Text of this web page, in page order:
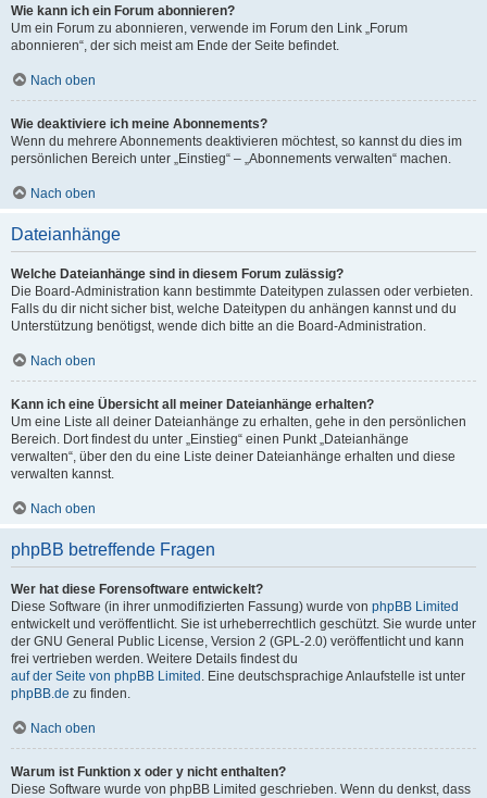
Wie kann ich ein Forum abonnieren?
Um ein Forum zu abonnieren, verwende im Forum den Link „Forum
abonnieren“, der sich meist am Ende der Seite befindet.
Nach oben
Wie deaktiviere ich meine Abonnements?
Wenn du mehrere Abonnements deaktivieren möchtest, so kannst du dies im
persönlichen Bereich unter „Einstieg“ – „Abonnements verwalten“ machen.
Nach oben
Dateianhänge
Welche Dateianhänge sind in diesem Forum zulässig?
Die Board-Administration kann bestimmte Dateitypen zulassen oder verbieten.
Falls du dir nicht sicher bist, welche Dateitypen du anhängen kannst und du
Unterstützung benötigst, wende dich bitte an die Board-Administration.
Nach oben
Kann ich eine Übersicht all meiner Dateianhänge erhalten?
Um eine Liste all deiner Dateianhänge zu erhalten, gehe in den persönlichen
Bereich. Dort findest du unter „Einstieg“ einen Punkt „Dateianhänge
verwalten“, über den du eine Liste deiner Dateianhänge erhalten und diese
verwalten kannst.
Nach oben
phpBB betreffende Fragen
Wer hat diese Forensoftware entwickelt?
Diese Software (in ihrer unmodifizierten Fassung) wurde von phpBB Limited
entwickelt und veröffentlicht. Sie ist urheberrechtlich geschützt. Sie wurde unter
der GNU General Public License, Version 2 (GPL-2.0) veröffentlicht und kann
frei vertrieben werden. Weitere Details findest du
auf der Seite von phpBB Limited . Eine deutschsprachige Anlaufstelle ist unter
phpBB.de zu finden.
Nach oben
Warum ist Funktion x oder y nicht enthalten?
Diese Software wurde von phpBB Limited geschrieben. Wenn du denkst, dass